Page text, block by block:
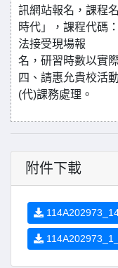
訊網站報名，課程
時代」，課程代碼
法接受現場報
名，研習時數以實
四、請惠允貴校活
(代)課務處理。
附件下載